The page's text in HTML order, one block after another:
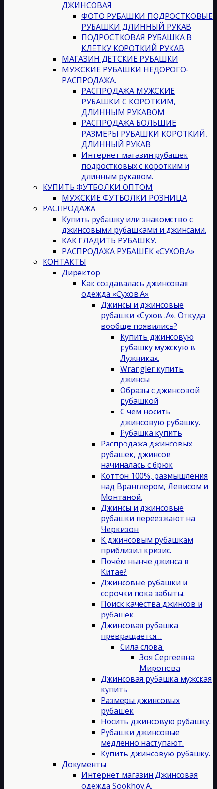
ДЖИНСОВАЯ
ФОТО РУБАШКИ ПОДРОСТКОВЫЕ
РУБАШКИ ДЛИННЫЙ РУКАВ
ПОДРОСТКОВАЯ РУБАШКА В
КЛЕТКУ КОРОТКИЙ РУКАВ
МАГАЗИН ДЕТСКИЕ РУБАШКИ
МУЖСКИЕ РУБАШКИ НЕДОРОГО-
РАСПРОДАЖА.
РАСПРОДАЖА МУЖСКИЕ
РУБАШКИ С КОРОТКИМ,
ДЛИННЫМ РУКАВОМ
РАСПРОДАЖА БОЛЬШИЕ
РАЗМЕРЫ РУБАШКИ КОРОТКИЙ,
ДЛИННЫЙ РУКАВ
Интернет магазин рубашек
подростковых с коротким и
длинным рукавом.
КУПИТЬ ФУТБОЛКИ ОПТОМ
МУЖСКИЕ ФУТБОЛКИ РОЗНИЦА
РАСПРОДАЖА
Купить рубашку или знакомство с
джинсовыми рубашками и джинсами.
КАК ГЛАДИТЬ РУБАШКУ.
РАСПРОДАЖА РУБАШЕК «СУХОВ.А»
КОНТАКТЫ
Директор
Как создавалась джинсовая
одежда «Сухов.А»
Джинсы и джинсовые
рубашки «Сухов .А». Откуда
вообще появились?
Купить джинсовую
рубашку мужскую в
Лужниках.
Wrangler купить
джинсы
Образы с джинсовой
рубашкой
С чем носить
джинсовую рубашку.
Рубашка купить
Распродажа джинсовых
рубашек, джинсов
начиналась с брюк
Коттон 100%, размышления
над Вранглером, Левисом и
Монтаной.
Джинсы и джинсовые
рубашки переезжают на
Черкизон
К джинсовым рубашкам
приблизил кризис.
Почём нынче джинса в
Китае?
Джинсовые рубашки и
сорочки пока забыты.
Поиск качества джинсов и
рубашек.
Джинсовая рубашка
превращается…
Сила слова.
Зоя Сергеевна
Миронова
Джинсовая рубашка мужская
купить
Размеры джинсовых
рубашек
Носить джинсовую рубашку.
Рубашки джинсовые
медленно наступают.
Купить джинсовую рубашку.
Документы
Интернет магазин Джинсовая
одежда Sookhov.A.